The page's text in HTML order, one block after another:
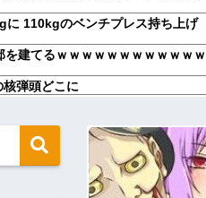
110kgのベンチプレス持ち上げ
建てるｗｗｗｗｗｗｗｗｗｗｗｗ
弾頭どこに
知った。その名前について考えた
…
けど、ちょっとお金足りないから